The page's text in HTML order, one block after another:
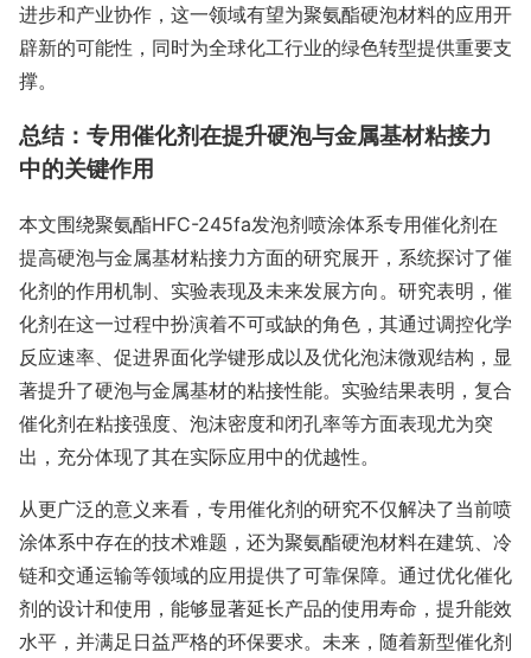
进步和产业协作，这一领域有望为聚氨酯硬泡材料的应用开
辟新的可能性，同时为全球化工行业的绿色转型提供重要支
撑。
总结：专用催化剂在提升硬泡与金属基材粘接力
中的关键作用
本文围绕聚氨酯HFC-245fa发泡剂喷涂体系专用催化剂在
提高硬泡与金属基材粘接力方面的研究展开，系统探讨了催
化剂的作用机制、实验表现及未来发展方向。研究表明，催
化剂在这一过程中扮演着不可或缺的角色，其通过调控化学
反应速率、促进界面化学键形成以及优化泡沫微观结构，显
著提升了硬泡与金属基材的粘接性能。实验结果表明，复合
催化剂在粘接强度、泡沫密度和闭孔率等方面表现尤为突
出，充分体现了其在实际应用中的优越性。
从更广泛的意义来看，专用催化剂的研究不仅解决了当前喷
涂体系中存在的技术难题，还为聚氨酯硬泡材料在建筑、冷
链和交通运输等领域的应用提供了可靠保障。通过优化催化
剂的设计和使用，能够显著延长产品的使用寿命，提升能效
水平，并满足日益严格的环保要求。未来，随着新型催化剂